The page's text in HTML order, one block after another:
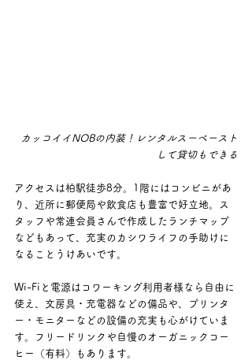
カッコイイNOBの内装！レンタルスーペースト
して貸切もできる
アクセスは柏駅徒歩8分。1階にはコンビニがあ
り、近所に郵便局や飲食店も豊富で好立地。ス
タッフや常連会員さんで作成したランチマップ
などもあって、充実のカシワライフの手助けに
なることうけあいです。
Wi-Fiと電源はコワーキング利用者様なら自由に
使え、文房具・充電器などの備品や、プリンタ
ー・モニターなどの設備の充実も心がけていま
す。フリードリンクや自慢のオーガニックコー
ヒー（有料）もあります。